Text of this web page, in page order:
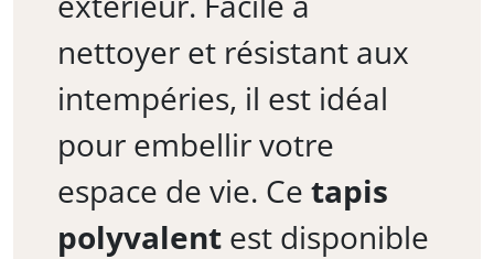
nettoyer et résistant aux
intempéries, il est idéal
pour embellir votre
espace de vie. Ce tapis
polyvalent est disponible